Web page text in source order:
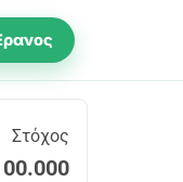
Στόχος